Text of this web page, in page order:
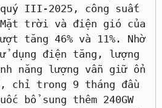
III-2025, công suất
Mặt trời và điện gió của
tăng 46% và 11%. Nhờ
dụng điện tăng, lượng
năng lượng vẫn giữ ổn
chỉ trong 9 tháng đầu
bổ sung thêm 240GW